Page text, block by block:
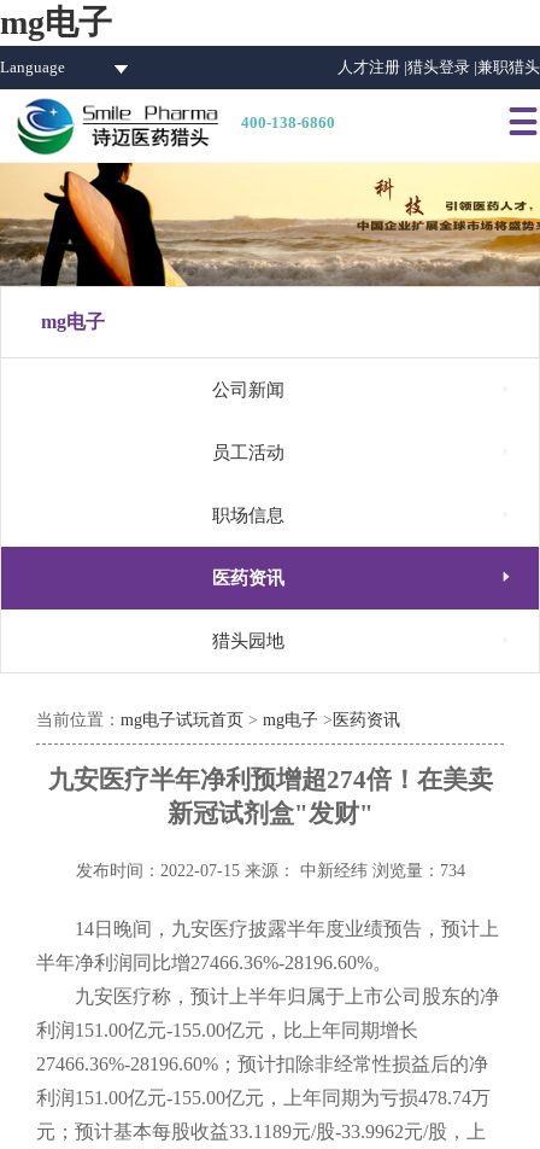
mg电子
Language 人才注册 |猎头登录 |兼职猎头
400-138-6860 
mg电子
公司新闻
员工活动
职场信息
医药资讯 
猎头园地
当前位置： mg电子试玩首页 > mg电子 > 医药资讯
九安医疗半年净利预增超274倍！在美卖
新冠试剂盒"发财"
发布时间：2022-07-15 来源： 中新经纬 浏览量：734
14日晚间，九安医疗披露半年度业绩预告，预计上
半年净利润同比增27466.36%-28196.60%。
九安医疗称，预计上半年归属于上市公司股东的净
利润151.00亿元-155.00亿元，比上年同期增长
27466.36%-28196.60%；预计扣除非经常性损益后的净
利润151.00亿元-155.00亿元，上年同期为亏损478.74万
元；预计基本每股收益33.1189元/股-33.9962元/股，上